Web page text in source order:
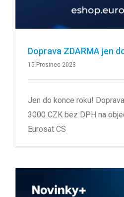
Doprava ZDARMA jen
15.Prosinec 2023
Jen do konce roku!
3000 CZK bez DPH na
Eurosat CS